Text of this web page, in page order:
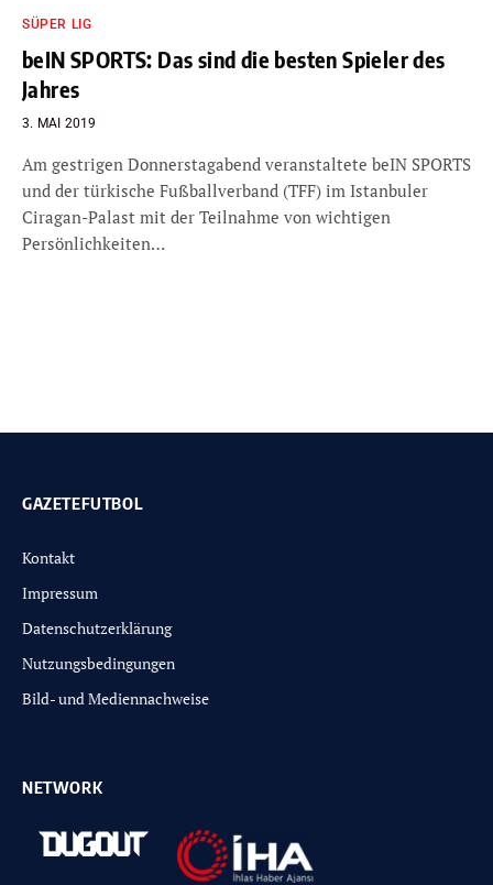
SÜPER LIG
beIN SPORTS: Das sind die besten Spieler des
Jahres
3. MAI 2019
Am gestrigen Donnerstagabend veranstaltete beIN SPORTS
und der türkische Fußballverband (TFF) im Istanbuler
Ciragan-Palast mit der Teilnahme von wichtigen
Persönlichkeiten…
GAZETEFUTBOL
Kontakt
Impressum
Datenschutzerklärung
Nutzungsbedingungen
Bild- und Mediennachweise
NETWORK